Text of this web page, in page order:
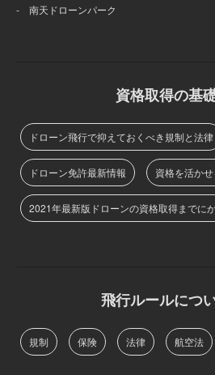
- 南天ドローンパーク
資格取得の基
ドローン飛行で抑えておくべき規制と法律
ドローン免許最新情報 資格を活か
2021年最新版ドローンの資格取得までに
飛行ルールにつ
規制 保険 法律 航空法